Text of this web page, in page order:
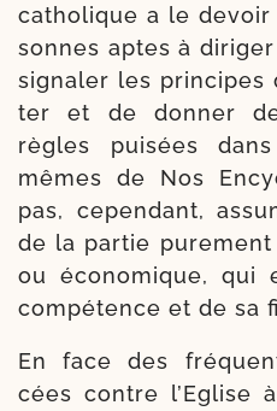
catho­lique a le
sonnes aptes à
signa­ler les
ter et de don­ner
règles pui­sées
mêmes de Nos
pas, cepen­dant,
de la par­tie
ou éco­nomique, qui
com­pé­tence et de sa
En face des
cées contre l’Eglise